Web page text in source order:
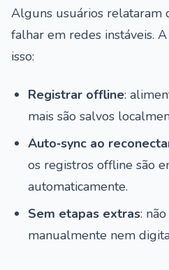
Alguns usuários relataram
falhar em redes instáveis.
isso:
Registrar offline:
mais são salvos
Auto‑sync ao
os registros offline são
automaticamente.
Sem etapas extras:
manualmente nem